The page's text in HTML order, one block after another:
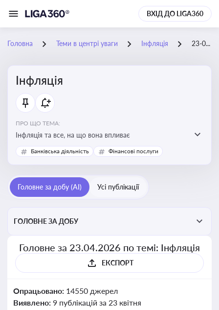
ВХІД ДО LIGA360
Головна Теми в центрі уваги Інфляція 23-04-2026
Інфляція
ПРО ЩО ТЕМА:
Інфляція та все, на що вона впливає
Банківська діяльність Фінансові послуги
Головне за добу (AI) Усі публікації
ГОЛОВНЕ ЗА ДОБУ
Головне за 23.04.2026 по темі: Інфляція
ЕКСПОРТ
Опрацьовано: 14550 джерел
Виявлено: 9 публікацій за 23 квітня